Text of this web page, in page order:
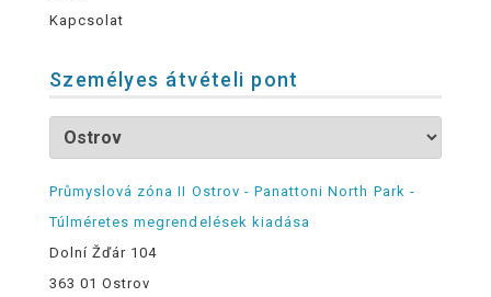
Kapcsolat
Személyes átvételi pont
Průmyslová zóna II Ostrov - Panattoni North Park -
Túlméretes megrendelések kiadása
Dolní Žďár 104
363 01 Ostrov